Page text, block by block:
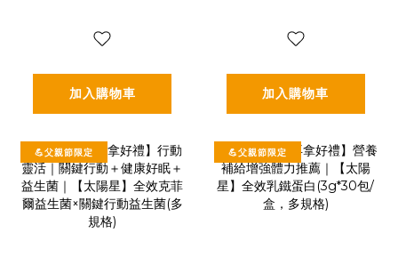
盒組(3g*30包*6盒)
加入購物車 加入購物車
💪父親節限定 💪父親節限定